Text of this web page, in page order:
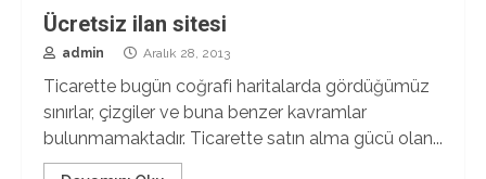
Ücretsiz ilan sitesi
admin Aralık 28, 2013
Ticarette bugün coğrafi haritalarda gördüğümüz
sınırlar, çizgiler ve buna benzer kavramlar
bulunmamaktadır. Ticarette satın alma gücü olan...